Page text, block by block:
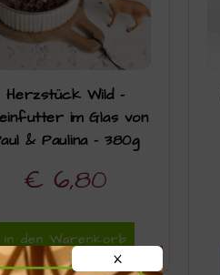
Herzstück Wild –
im Glas von
& Paulina – 380g
€ 6,80
In den Warenkorb
X